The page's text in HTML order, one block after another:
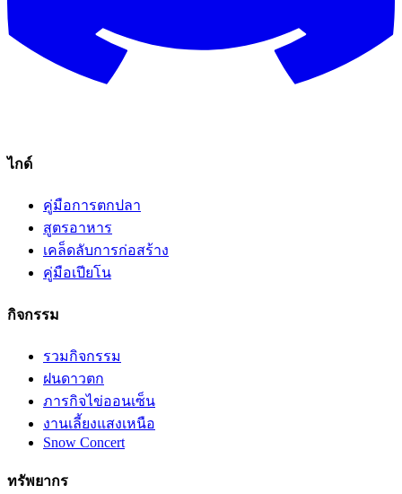
ไกด์
คู่มือการตกปลา
สูตรอาหาร
เคล็ดลับการก่อสร้าง
คู่มือเปียโน
กิจกรรม
รวมกิจกรรม
ฝนดาวตก
ภารกิจไข่ออนเซ็น
งานเลี้ยงแสงเหนือ
Snow Concert
ทรัพยากร